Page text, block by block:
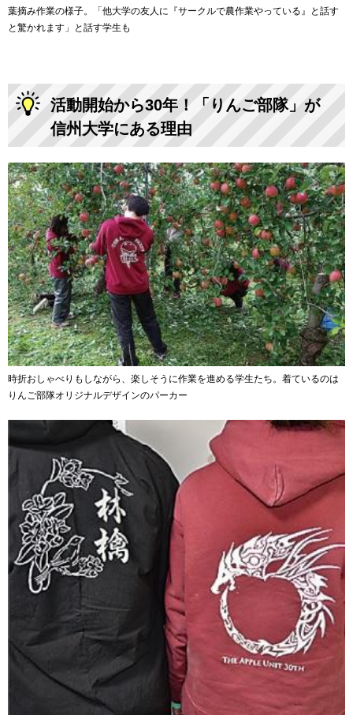
葉摘み作業の様子。「他大学の友人に『サークルで農作業やっている』と話す
と驚かれます」と話す学生も
活動開始から30年！「りんご部隊」が
信州大学にある理由
時折おしゃべりもしながら、楽しそうに作業を進める学生たち。着ているのは
りんご部隊オリジナルデザインのパーカー